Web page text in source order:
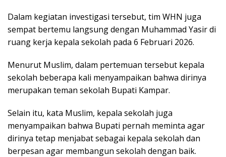
Dalam kegiatan investigasi tersebut, tim WHN juga
sempat bertemu langsung dengan Muhammad Yasir di
ruang kerja kepala sekolah pada 6 Februari 2026.
Menurut Muslim, dalam pertemuan tersebut kepala
sekolah beberapa kali menyampaikan bahwa dirinya
merupakan teman sekolah Bupati Kampar.
Selain itu, kata Muslim, kepala sekolah juga
menyampaikan bahwa Bupati pernah meminta agar
dirinya tetap menjabat sebagai kepala sekolah dan
berpesan agar membangun sekolah dengan baik.